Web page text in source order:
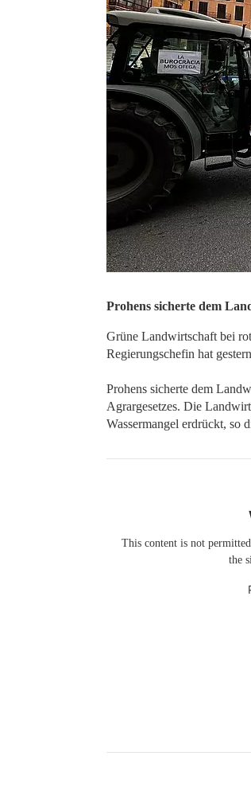
Prohens sicherte dem
Grüne Landwirtschaft bei
Regierungschefin hat
Prohens sicherte dem
Agrargesetzes. Die
Wassermangel erdrückt, so
This content is not
the